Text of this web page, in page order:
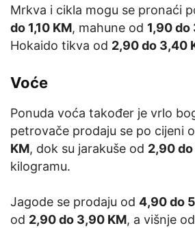
Mrkva i cikla mogu se pronaći
do 1,10 KM, mahune od 1,90 do
Hokaido tikva od 2,90 do 3,40
Voće
Ponuda voća također je vrlo
petrovače prodaju se po cijeni
KM, dok su jarakuše od 2,90
kilogramu.
Jagode se prodaju od 4,90 do
od 2,90 do 3,90 KM, a višnje od